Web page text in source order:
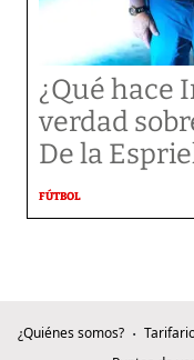
¿Qué hace
verdad
De la
FÚTBOL
¿Quiénes somos?